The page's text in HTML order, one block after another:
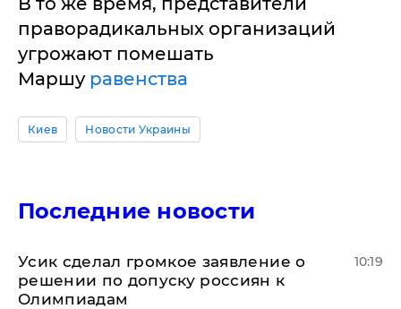
праворадикальных организаций
угрожают помешать
Маршу равенства
Киев Новости Украины
Последние новости
Усик сделал громкое заявление о
решении по допуску россиян к
Олимпиадам
10:19